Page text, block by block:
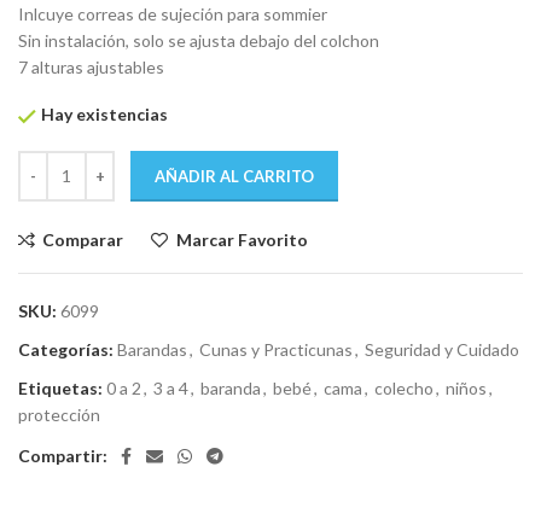
Inlcuye correas de sujeción para sommier
Sin instalación, solo se ajusta debajo del colchon
7 alturas ajustables
Hay existencias
AÑADIR AL CARRITO
Comparar Marcar Favorito
SKU: 6099
Categorías: Barandas, Cunas y Practicunas, Seguridad y Cuidado
Etiquetas: 0 a 2, 3 a 4, baranda, bebé, cama, colecho, niños,
protección
Compartir: